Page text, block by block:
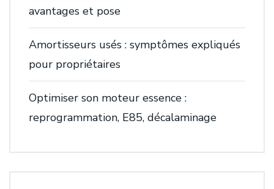
avantages et pose
Amortisseurs usés : symptômes expliqués
pour propriétaires
Optimiser son moteur essence :
reprogrammation, E85, décalaminage